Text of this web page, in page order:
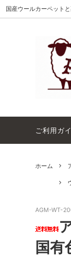
国産ウールカーペット
ウィ
コット
施工
AGI
ご利用ガ
ホーム
AGM-WT-
国有